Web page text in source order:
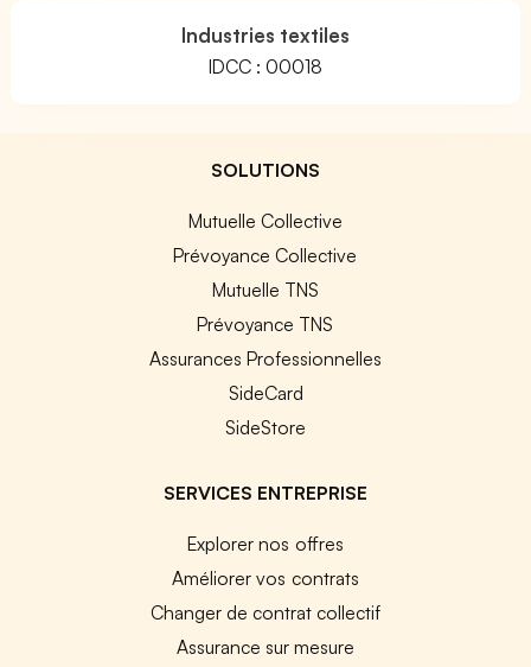
Industries textiles
IDCC : 00018
SOLUTIONS
Mutuelle Collective
Prévoyance Collective
Mutuelle TNS
Prévoyance TNS
Assurances Professionnelles
SideCard
SideStore
SERVICES ENTREPRISE
Explorer nos offres
Améliorer vos contrats
Changer de contrat collectif
Assurance sur mesure